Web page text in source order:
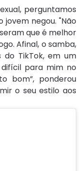
perguntamos
jovem negou. "Não
que é melhor
Afinal, o samba,
TikTok, em um
para mim no
bom”, ponderou
o seu estilo aos